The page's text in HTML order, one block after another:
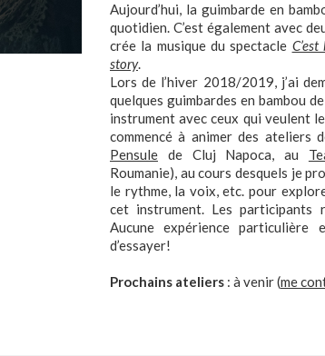
Aujourd’hui, la guimbarde en
quotidien. C’est également avec
crée la musique du spectacle
story.
Lors de l’hiver 2018/2019, j’ai
quelques guimbardes en bambou
instrument avec ceux qui veulent
commencé à animer des ateliers
Pensule de Cluj Napoca, au
Roumanie), au cours desquels je
le rythme, la voix, etc. pour
cet instrument. Les participants
Aucune expérience particulière
d’essayer!
Prochains ateliers : à venir (me